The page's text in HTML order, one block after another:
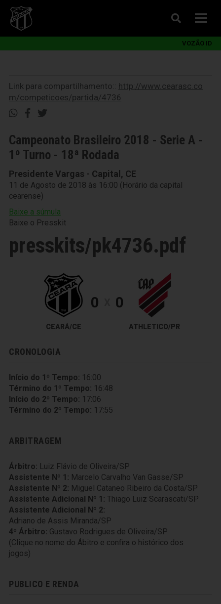
VOZÃO ID
Link para compartilhamento:: http://www.cearasc.co
m/competicoes/partida/4736
Campeonato Brasileiro 2018 - Serie A -
1º Turno - 18ª Rodada
Presidente Vargas - Capital, CE
11 de Agosto de 2018 às 16:00 (Horário da capital
cearense)
Baixe a súmula
Baixe o Presskit
presskits/pk4736.pdf
CEARÁ/CE
0 0
ATHLETICO/PR
CRONOLOGIA
Início do 1º Tempo: 16:00
Término do 1º Tempo: 16:48
Início do 2º Tempo: 17:06
Término do 2º Tempo: 17:55
ARBITRAGEM
Árbitro: Luiz Flávio de Oliveira/SP
Assistente Nº 1: Marcelo Carvalho Van Gasse/SP
Assistente Nº 2: Miguel Cataneo Ribeiro da Costa/SP
Assistente Adicional Nº 1: Thiago Luiz Scarascati/SP
Assistente Adicional Nº 2:
Adriano de Assis Miranda/SP
4º Árbitro: Gustavo Rodrigues de Oliveira/SP
(Clique no nome do Ábitro e confira o histórico dos
jogos)
PUBLICO E RENDA